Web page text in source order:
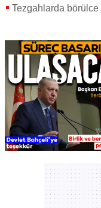
Tezgahlarda börülce